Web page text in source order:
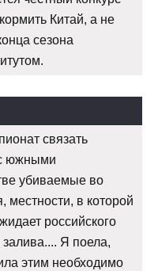
Китай, а не
сезона
связать
южными
убиваемые во
местности, в которой
российского
Я поела,
этим необходимо